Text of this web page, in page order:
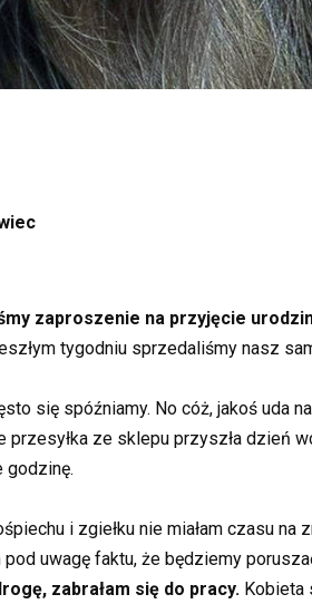
zaproszenie na przyjęcie
tygodniu sprzedaliśmy nasz
się spóźniamy. No cóż, jakoś uda
przesyłka ze sklepu przyszła dzień
godzinę.
i zgiełku nie miałam czasu
pod uwagę faktu, że będziemy
zabrałam się do pracy. Kobieta